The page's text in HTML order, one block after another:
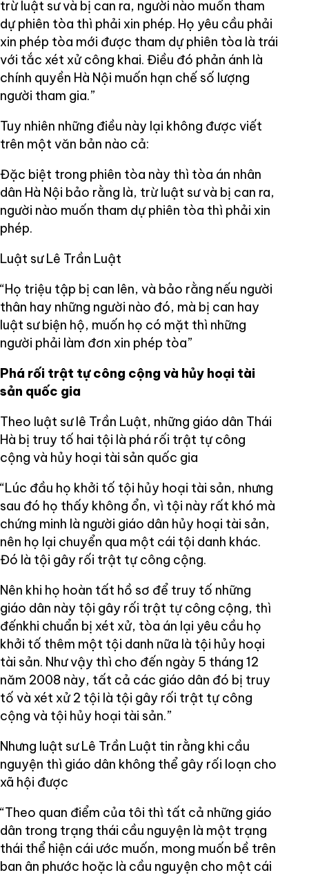
trừ luật sư và bị can ra, người nào muốn tham
dự phiên tòa thì phải xin phép. Họ yêu cầu phải
xin phép tòa mới được tham dự phiên tòa là trái
với tắc xét xử công khai. Điều đó phản ánh là
chính quyền Hà Nội muốn hạn chế số lượng
người tham gia.”
Tuy nhiên những điều này lại không được viết
trên một văn bản nào cả:
Đặc biệt trong phiên tòa này thì tòa án nhân
dân Hà Nội bảo rằng là, trừ luật sư và bị can ra,
người nào muốn tham dự phiên tòa thì phải xin
phép.
Luật sư Lê Trần Luật
“Họ triệu tập bị can lên, và bảo rằng nếu người
thân hay những người nào đó, mà bị can hay
luật sư biện hộ, muốn họ có mặt thì những
người phải làm đơn xin phép tòa”
Phá rối trật tự công cộng và hủy hoại tài
sản quốc gia
Theo luật sư lê Trần Luật, những giáo dân Thái
Hà bị truy tố hai tội là phá rối trật tự công
cộng và hủy hoại tài sản quốc gia
“Lúc đầu họ khởi tố tội hủy hoại tài sản, nhưng
sau đó họ thấy không ổn, vì tội này rất khó mà
chứng minh là người giáo dân hủy hoại tài sản,
nên họ lại chuyển qua một cái tội danh khác.
Đó là tội gây rối trật tự công cộng.
Nên khi họ hoàn tất hồ sơ để truy tố những
giáo dân này tội gây rối trật tự công cộng, thì
đếnkhi chuẩn bị xét xử, tòa án lại yêu cầu họ
khởi tố thêm một tội danh nữa là tội hủy hoại
tài sản. Như vậy thì cho đến ngày 5 tháng 12
năm 2008 này, tất cả các giáo dân đó bị truy
tố và xét xử 2 tội là tội gây rối trật tự công
cộng và tội hủy hoại tài sản.”
Nhưng luật sư Lê Trần Luật tin rằng khi cầu
nguyện thì giáo dân không thể gây rối loạn cho
xã hội được
“Theo quan điểm của tôi thì tất cả những giáo
dân trong trạng thái cầu nguyện là một trạng
thái thể hiện cái ước muốn, mong muốn bề trên
ban ân phước hoặc là cầu nguyện cho một cái